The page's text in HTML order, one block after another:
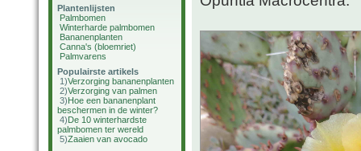
Plantenlijsten
Palmbomen
Winterharde palmbomen
Bananenplanten
Canna's (bloemriet)
Palmvarens
Populairste artikels
1)Verzorging bananenplanten
2)Verzorging van palmen
3)Hoe een bananenplant
beschermen in de winter?
4)De 10 winterhardste
palmbomen ter wereld
5)Zaaien van avocado